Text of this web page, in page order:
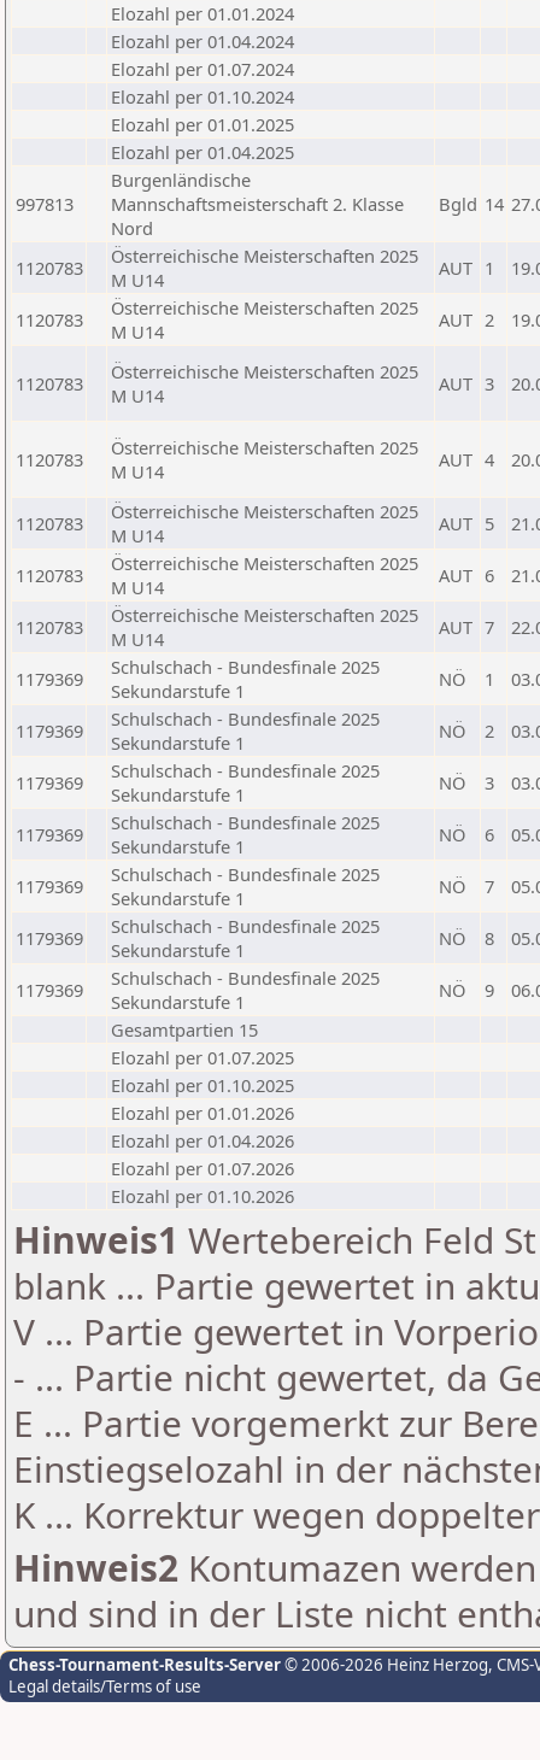
Elozahl per 01.01.2024
Elozahl per 01.04.2024
Elozahl per 01.07.2024
Elozahl per 01.10.2024
Elozahl per 01.01.2025
Elozahl per 01.04.2025
997813
Burgenländische
Mannschaftsmeisterschaft 2. Klasse
Nord
Bgld 14
1120783
Österreichische Meisterschaften 2025
M U14
AUT 1
1120783
Österreichische Meisterschaften 2025
M U14
AUT 2
1120783
Österreichische Meisterschaften 2025
M U14
AUT 3
1120783
Österreichische Meisterschaften 2025
M U14
AUT 4
1120783
Österreichische Meisterschaften 2025
M U14
AUT 5
1120783
Österreichische Meisterschaften 2025
M U14
AUT 6
1120783
Österreichische Meisterschaften 2025
M U14
AUT 7
1179369
Schulschach - Bundesfinale 2025
Sekundarstufe 1
NÖ 1
1179369
Schulschach - Bundesfinale 2025
Sekundarstufe 1
NÖ 2
1179369
Schulschach - Bundesfinale 2025
Sekundarstufe 1
NÖ 3
1179369
Schulschach - Bundesfinale 2025
Sekundarstufe 1
NÖ 6
1179369
Schulschach - Bundesfinale 2025
Sekundarstufe 1
NÖ 7
1179369
Schulschach - Bundesfinale 2025
Sekundarstufe 1
NÖ 8
1179369
Schulschach - Bundesfinale 2025
Sekundarstufe 1
NÖ 9
Gesamtpartien 15
Elozahl per 01.07.2025
Elozahl per 01.10.2025
Elozahl per 01.01.2026
Elozahl per 01.04.2026
Elozahl per 01.07.2026
Elozahl per 01.10.2026
Hinweis1 Wertebereich Feld
blank ... Partie gewertet in
V ... Partie gewertet in
- ... Partie nicht gewertet, da
E ... Partie vorgemerkt zur
Einstiegselozahl in der
K ... Korrektur wegen
Hinweis2 Kontumazen
und sind in der Liste nicht
Chess-Tournament-Results-Server© 2006-2026 Heinz Herzog,
Legal details/Terms of use